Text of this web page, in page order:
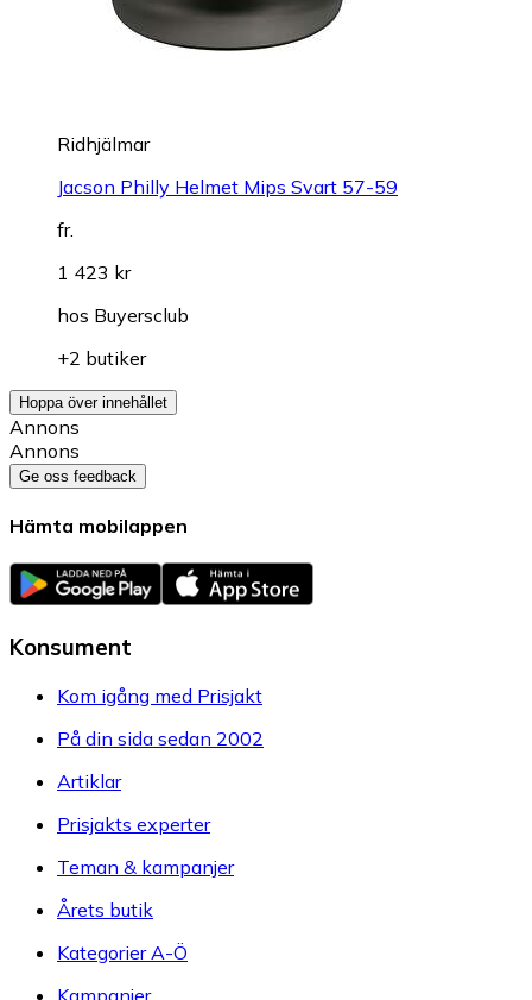
Ridhjälmar
Jacson Philly Helmet Mips Svart 57-59
fr.
1 423 kr
hos Buyersclub
+2 butiker
Hoppa över innehållet
Annons
Annons
Ge oss feedback
Hämta mobilappen
Konsument
Kom igång med Prisjakt
På din sida sedan 2002
Artiklar
Prisjakts experter
Teman & kampanjer
Årets butik
Kategorier A-Ö
Kampanjer